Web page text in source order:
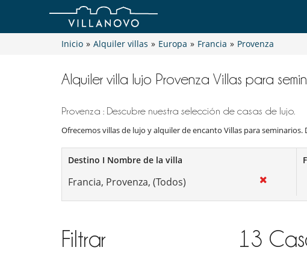
Inicio » Alquiler villas » Europa » Francia » Provenza
Alquiler villa lujo Provenza Villas para
Provenza : Descubre nuestra selección de casas de lujo.
Ofrecemos villas de lujo y alquiler de encanto Villas para
Destino I Nombre de la villa
Filtrar 13